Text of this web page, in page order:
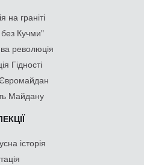
на граніті
Кучми"
революція
Гідності
Майдану
історія